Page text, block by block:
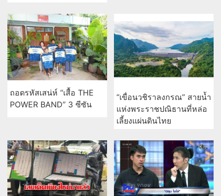
ถอดรหัสเสน่ห์ “เสื้อ THE
POWER BAND” 3 ซีซัน
“เขื่อนวชิราลงกรณ” สายน้ำ
แห่งพระราชปณิธานที่หล่อ
เลี้ยงแผ่นดินไทย